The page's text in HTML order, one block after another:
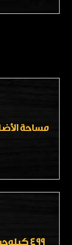
499 كيلوجرام / 1,100 رطل وزن الذبيحة أو أقل